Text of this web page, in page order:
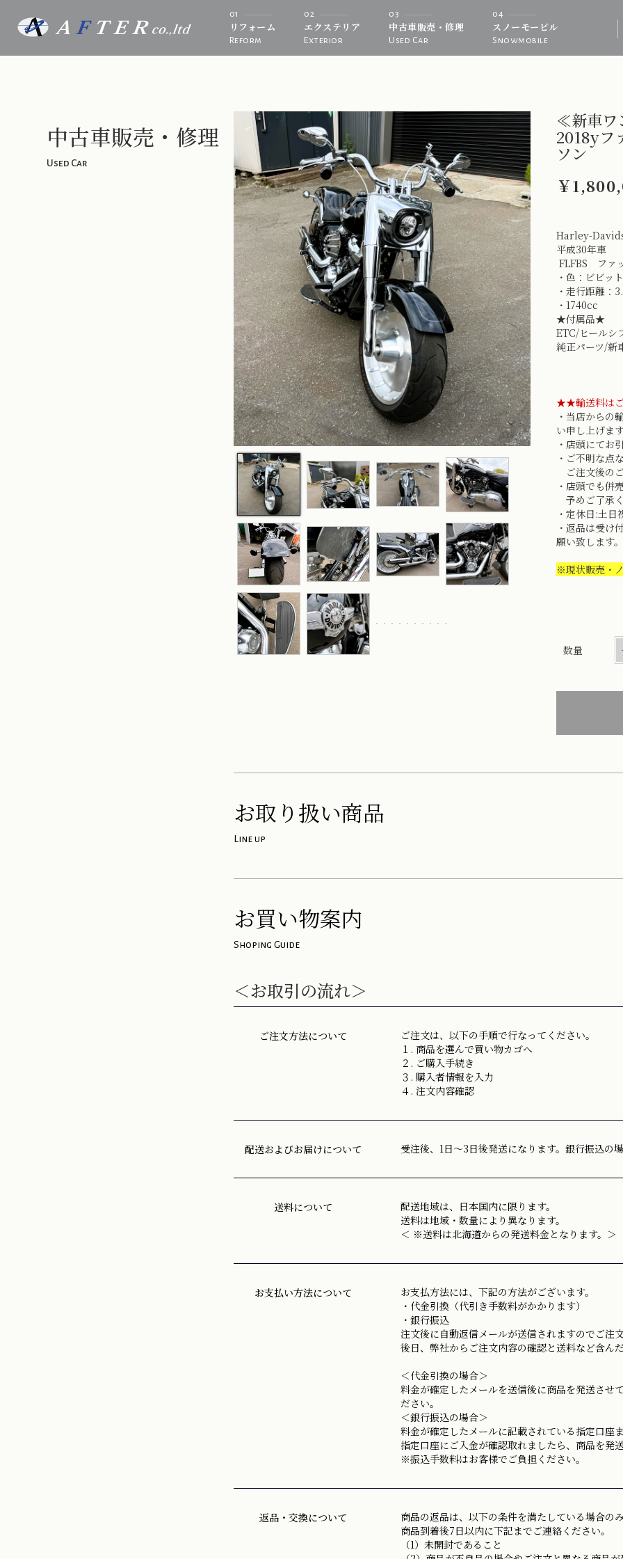
01
リフォーム
Reform
02
エクステリア
Exterior
03
中古車販売・修理
Used Car
04
スノーモービル
Snowmobile
中古車販売・修理
Used Car
≪新車ワ
2018yフ
ソン
￥
Harley-
平成30年車
FLFBS ファ
・色：ビビッ
・走行距離：
・1740cc
★付属品★
ETC/ヒールシ
純正パーツ/新
★★輸送料は
・当店からの
い申し上げます
・店頭にてお
・ご不明な点
ご注文後の
・店頭でも併
予めご了承
・定休日:土日
・返品は受け
願い致します。
※現状販売・
数量
お取り扱い商品
Line up
お買い物案内
Shoping Guide
＜お取引の流れ＞
ご注文方法について
ご注文は、以下の手順で行なってください。
１. 商品を選んで買い物カゴへ
２. ご購入手続き
３. 購入者情報を入力
４. 注文内容確認
配送およびお届けについて 受注後、1日～3日後発送になります。銀行振込の
送料について
配送地域は、日本国内に限ります。
送料は地域・数量により異なります。
＜ ※送料は北海道からの発送料金となります。＞
お支払い方法について
お支払方法には、下記の方法がございます。
・代金引換（代引き手数料がかかります）
・銀行振込
注文後に自動返信メールが送信されますのでご注
後日、弊社からご注文内容の確認と送料など含ん
＜代金引換の場合＞
料金が確定したメールを送信後に商品を発送させ
ださい。
＜銀行振込の場合＞
料金が確定したメールに記載されている指定口座
指定口座にご入金が確認取れましたら、商品を発
※振込手数料はお客様でご負担ください。
返品・交換について
商品の返品は、以下の条件を満たしている場合の
商品到着後7日以内に下記までご連絡ください。
（1）未開封であること